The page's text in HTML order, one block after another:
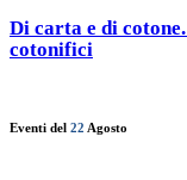
Di carta e di
cotonifici
Eventi del 22 Agosto